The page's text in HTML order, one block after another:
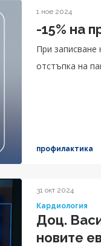
1 ное 2024
-15% на
При
отстъпка на
профилактика
31 окт 2024
Кардиология
Доц.
новите